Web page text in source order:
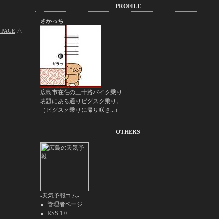
PAGE △
PROFILE
さかっち
広島市在住の三十路バイク乗り
表題にある通りビグスク乗り。
（ビグスク乗りに帰り咲き...）
OTHERS
-天気予報コム-
管理者ページ
RSS 1.0